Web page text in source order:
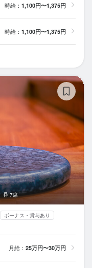
時給： 1,100円〜1,375円
時給： 1,100円〜1,375円
7席
ボーナス・賞与あり
月給： 25万円〜30万円